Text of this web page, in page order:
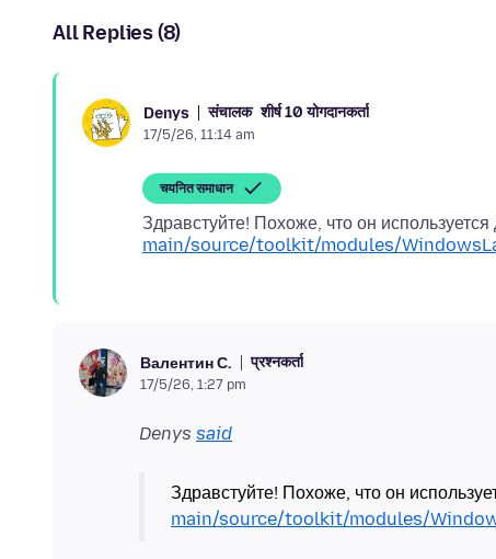
All Replies (8)
Denys संचालक शीर्ष 10 योगदानकर्ता
17/5/26, 11:14 am
चयनित समाधान
Здравстуйте! Похоже, что он используется
main/source/toolkit/modules/
Валентин С. प्रश्नकर्ता
17/5/26, 1:27 pm
Denys said
Здравстуйте! Похоже, что он
main/source/toolkit/modules/